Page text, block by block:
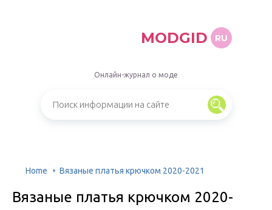
MODGID RU
Онлайн-журнал о моде
Home Вязаные платья крючком 2020-2021
Вязаные платья крючком 2020-